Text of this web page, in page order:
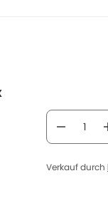
Verkauf durch